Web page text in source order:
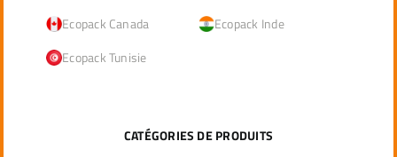
Ecopack Canada
Ecopack Inde
Ecopack Tunisie
CATÉGORIES DE PRODUITS